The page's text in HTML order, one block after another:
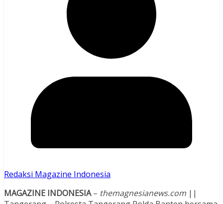
Redaksi Magazine Indonesia
MAGAZINE INDONESIA– themagnesianews.com ||